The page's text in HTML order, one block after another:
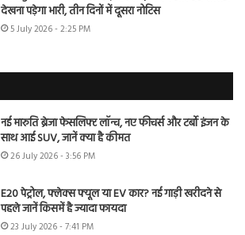
देखना पड़ेगा भारी, तीन दिनों में दूसरा नोटिस
5 July 2026 - 2:25 PM
नई मारुति ब्रेजा फेसलिफ्ट लॉन्च, नए फीचर्स और टर्बो इंजन के
साथ आई SUV, जानें क्या है कीमत
26 July 2026 - 3:56 PM
E20 पेट्रोल, फ्लेक्स फ्यूल या EV कार? नई गाड़ी खरीदने से
पहले जानें किसमें है ज्यादा फायदा
23 July 2026 - 7:41 PM